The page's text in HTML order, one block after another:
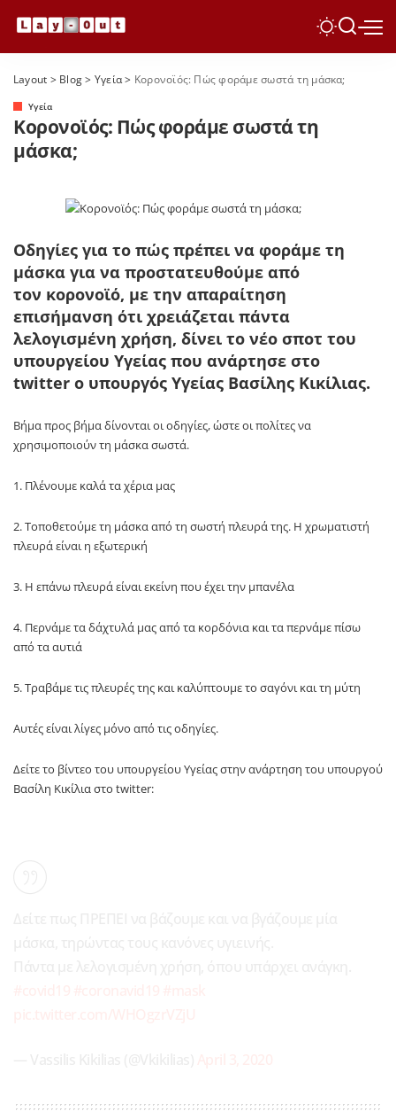
Layout > Blog> Yγεία> Κορονοϊός: Πώς φοράμε σωστά τη μάσκα;
Yγεία
Κορονοϊός: Πώς φοράμε σωστά τη
μάσκα;
Οδηγίες για το πώς πρέπει να φοράμε τη
μάσκα για να προστατευθούμε από
τον κορονοϊό, με την απαραίτηση
επισήμανση ότι χρειάζεται πάντα
λελογισμένη χρήση, δίνει το νέο σποτ του
υπουργείου Υγείας που ανάρτησε στο
twitter o υπουργός Υγείας Βασίλης Κικίλιας.
Βήμα προς βήμα δίνονται οι οδηγίες, ώστε οι πολίτες να
χρησιμοποιούν τη μάσκα σωστά.
1. Πλένουμε καλά τα χέρια μας
2. Τοποθετούμε τη μάσκα από τη σωστή πλευρά της. Η χρωματιστή
πλευρά είναι η εξωτερική
3. Η επάνω πλευρά είναι εκείνη που έχει την μπανέλα
4. Περνάμε τα δάχτυλά μας από τα κορδόνια και τα περνάμε πίσω
από τα αυτιά
5. Τραβάμε τις πλευρές της και καλύπτουμε το σαγόνι και τη μύτη
Αυτές είναι λίγες μόνο από τις οδηγίες.
Δείτε το βίντεο του υπουργείου Υγείας στην ανάρτηση του υπουργού
Βασίλη Κικίλια στο twitter: